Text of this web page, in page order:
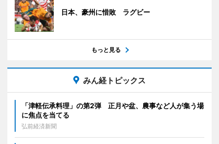
日本、豪州に惜敗 ラグビー
もっと見る
みん経トピックス
「津軽伝承料理」の第2弾 正月や盆、農事など人が集う場
に焦点を当てる
弘前経済新聞